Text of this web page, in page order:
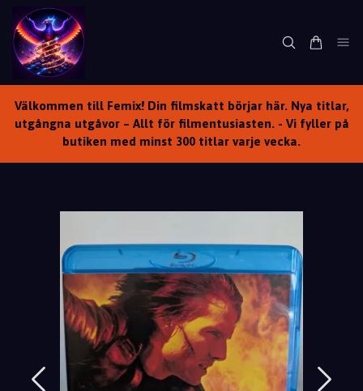
Välkommen till Femix! Din filmskatt börjar här. Nya titlar,
utgångna utgåvor – Allt för filmentusiasten. - Vi fyller på
butiken med minst 300 titlar varje vecka.